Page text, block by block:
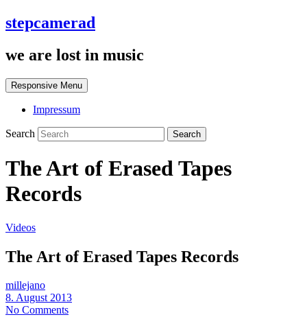
stepcamerad
we are lost in music
Responsive Menu
Impressum
Search
The Art of Erased Tapes
Records
Videos
The Art of Erased Tapes Records
millejano
8. August 2013
No Comments